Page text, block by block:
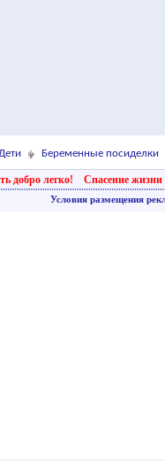
Беременные посиделки
добро легко! Спасение жизни
Условия размещения